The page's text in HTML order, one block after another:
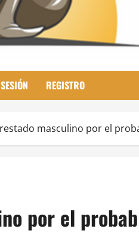
REGISTRO
masculino por el
por el